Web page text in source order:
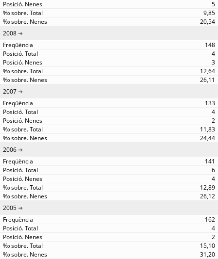
5
9,85
20,54
2008
148
4
3
12,64
26,11
2007
133
4
2
11,83
24,44
2006
141
6
4
12,89
26,12
2005
162
4
2
15,10
31,20